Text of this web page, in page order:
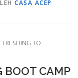
CASA ACEP
TO
BOOT CAMP